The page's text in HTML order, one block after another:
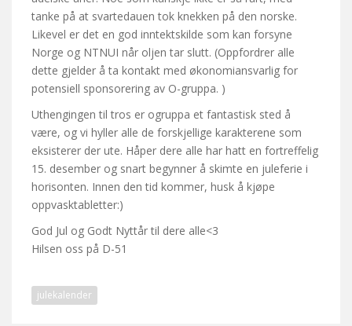
tanke på at svartedauen tok knekken på den norske.
Likevel er det en god inntektskilde som kan forsyne
Norge og NTNUI når oljen tar slutt. (Oppfordrer alle
dette gjelder å ta kontakt med økonomiansvarlig for
potensiell sponsorering av O-gruppa. )
Uthengingen til tros er ogruppa et fantastisk sted å
være, og vi hyller alle de forskjellige karakterene som
eksisterer der ute. Håper dere alle har hatt en fortreffelig
15. desember og snart begynner å skimte en juleferie i
horisonten. Innen den tid kommer, husk å kjøpe
oppvasktabletter:)
God Jul og Godt Nyttår til dere alle<3
Hilsen oss på D-51
julekalender